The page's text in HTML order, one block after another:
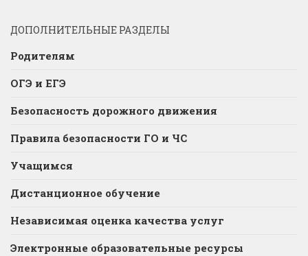
ДОПОЛНИТЕЛЬНЫЕ РАЗДЕЛЫ
Родителям
ОГЭ и ЕГЭ
Безопасность дорожного движения
Правила безопасности ГО и ЧС
Учащимся
Дистанционное обучение
Независимая оценка качества услуг
Электронные образовательные ресурсы